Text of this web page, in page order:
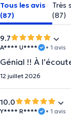
Tous les avis
(87)
Très
(87)
9.7
A**** U**** • 1 avis
Génial !! À
12 juillet 2026
10.0
Y**** R**** • 1 avis